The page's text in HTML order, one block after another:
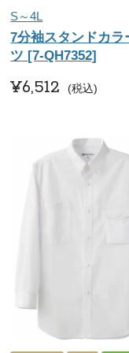
S～4L
7分袖スタンドカラ
ツ [7-QH7352]
¥6,512 税込